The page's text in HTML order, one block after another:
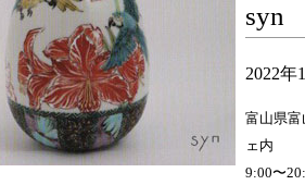
syn
2022年
富山県
ェ内
9:00〜